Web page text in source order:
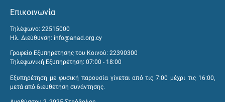
Επικοινωνία
Τηλέφωνο: 22515000
Ηλ. Διεύθυνση: info@anad.org.cy
Γραφείο Εξυπηρέτησης του Κοινού: 22390300
Τηλεφωνική Εξυπηρέτηση: 07:00 - 18:00
Εξυπηρέτηση με φυσική παρουσία γίνεται από τις 7:00 μέχρι τις 16:00,
μετά από διευθέτηση συνάντησης.